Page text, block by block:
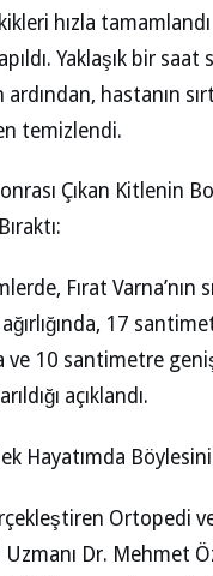
hızla
Yaklaşık bir saat
hastanın
temizlendi.
Çıkan Kitlenin
Fırat Varna’nın
17
ve 10 santimetre
açıklandı.
Hayatımda
Ortopedi
Dr. Mehmet